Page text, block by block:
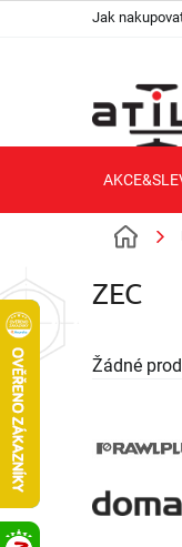
Jak
Domů
ZEC
Žádné
í